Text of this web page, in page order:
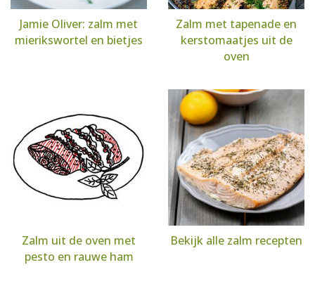
Jamie Oliver: zalm met
mierikswortel en bietjes
Zalm met tapenade en
kerstomaatjes uit de
oven
Zalm uit de oven met
pesto en rauwe ham
Bekijk alle zalm recepten